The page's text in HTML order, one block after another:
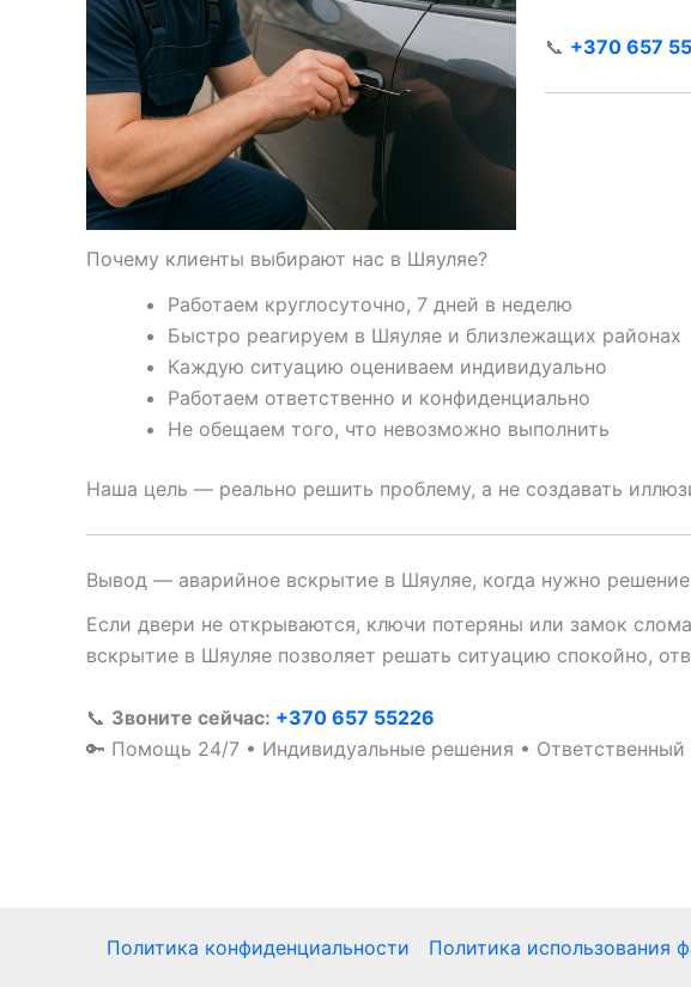
📞 +370 657
Почему клиенты выбирают нас в Шяуляе?
Работаем круглосуточно, 7 дней в неделю
Быстро реагируем в Шяуляе и близлежащих районах
Каждую ситуацию оцениваем индивидуально
Работаем ответственно и конфиденциально
Не обещаем того, что невозможно выполнить
Наша цель — реально решить проблему, а не создавать
Вывод — аварийное вскрытие в Шяуляе, когда нужно решение
Если двери не открываются, ключи потеряны или замок
вскрытие в Шяуляе позволяет решать ситуацию спокойно,
📞 Звоните сейчас: +370 657 55226
🔑 Помощь 24/7 • Индивидуальные решения • Ответственный
Политика конфиденциальности Политика использования